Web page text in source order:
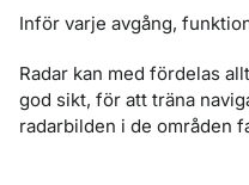
Inför varje avgång,
Radar kan med fördelas
god sikt, för att träna
radarbilden i de områden